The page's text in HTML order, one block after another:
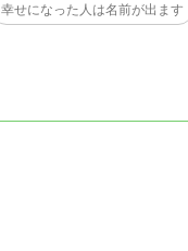
幸せになった人は名前が出ます